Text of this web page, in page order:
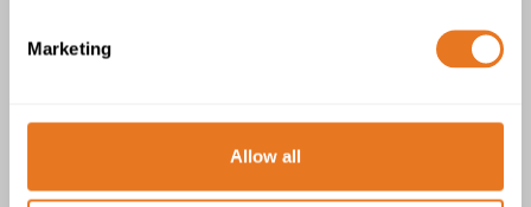
Marketing
Allow all